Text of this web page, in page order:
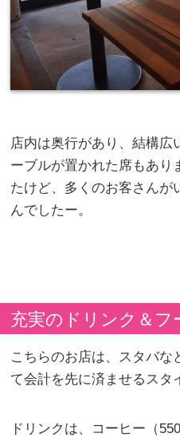
店内は奥行があり、結構広
ーブルが置かれた席もあり
たけど、多くのお客さんが
んでしたー。
充実のドリンク＆フ
こちらのお店は、スタバな
て会計を先に済ませるスタ
ドリンクは、コーヒー（